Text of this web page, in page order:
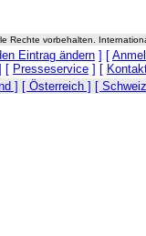
Rechte vorbehalten.
Eintrag ändern ] [
[ Presseservice ] [
] [ Österreich ] [